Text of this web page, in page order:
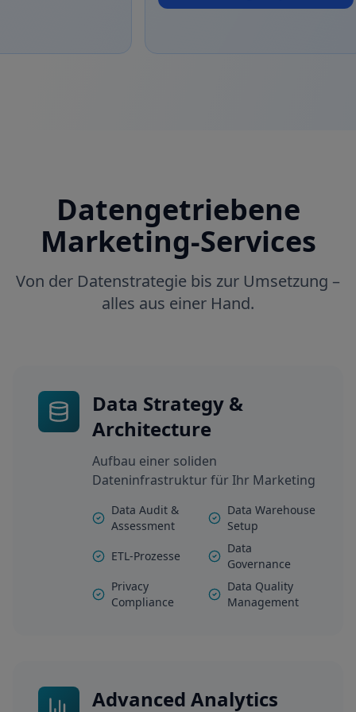
Datengetriebene
Marketing-Services
Von der Datenstrategie bis zur Umsetzung –
alles aus einer Hand.
Data Strategy &
Architecture
Aufbau einer soliden
Dateninfrastruktur für Ihr Marketing
Data Audit &
Assessment
Data Warehouse
Setup
ETL-Prozesse
Data
Governance
Privacy
Compliance
Data Quality
Management
Advanced Analytics